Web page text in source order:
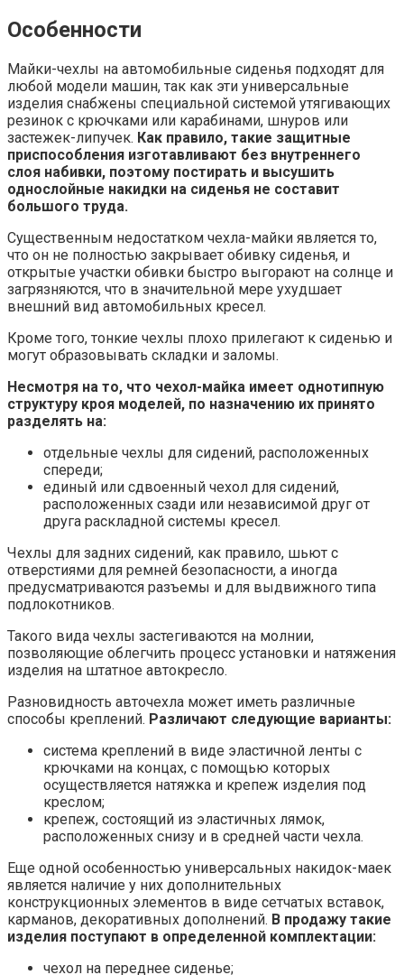
Особенности
Майки-чехлы на автомобильные сиденья подходят для
любой модели машин, так как эти универсальные
изделия снабжены специальной системой утягивающих
резинок с крючками или карабинами, шнуров или
застежек-липучек. Как правило, такие защитные
приспособления изготавливают без внутреннего
слоя набивки, поэтому постирать и высушить
однослойные накидки на сиденья не составит
большого труда.
Существенным недостатком чехла-майки является то,
что он не полностью закрывает обивку сиденья, и
открытые участки обивки быстро выгорают на солнце и
загрязняются, что в значительной мере ухудшает
внешний вид автомобильных кресел.
Кроме того, тонкие чехлы плохо прилегают к сиденью и
могут образовывать складки и заломы.
Несмотря на то, что чехол-майка имеет однотипную
структуру кроя моделей, по назначению их принято
разделять на:
отдельные чехлы для сидений, расположенных
спереди;
единый или сдвоенный чехол для сидений,
расположенных сзади или независимой друг от
друга раскладной системы кресел.
Чехлы для задних сидений, как правило, шьют с
отверстиями для ремней безопасности, а иногда
предусматриваются разъемы и для выдвижного типа
подлокотников.
Такого вида чехлы застегиваются на молнии,
позволяющие облегчить процесс установки и натяжения
изделия на штатное автокресло.
Разновидность авточехла может иметь различные
способы креплений. Различают следующие варианты:
система креплений в виде эластичной ленты с
крючками на концах, с помощью которых
осуществляется натяжка и крепеж изделия под
креслом;
крепеж, состоящий из эластичных лямок,
расположенных снизу и в средней части чехла.
Еще одной особенностью универсальных накидок-маек
является наличие у них дополнительных
конструкционных элементов в виде сетчатых вставок,
карманов, декоративных дополнений. В продажу такие
изделия поступают в определенной комплектации:
чехол на переднее сиденье;